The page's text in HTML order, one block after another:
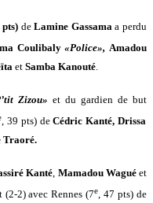
pts) deLamine Gassamaa perdu
Coulibaly«Police», Amadou
et Samba Kanouté
Zizou» et du gardien de but
, 39 pts) deCédric Kanté, Drissa
Traoré.
Kanté, Mamadou Waguéet
(2-2) avec Rennes (7e , 47 pts) de